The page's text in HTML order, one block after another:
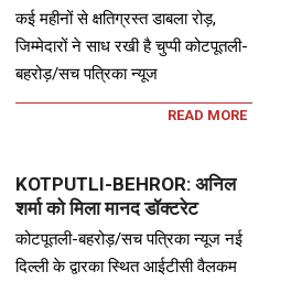
कई महीनों से क्षतिग्रस्त डाबला रोड़,
जिम्मेदारों ने साध रखी है चुप्पी कोटपूतली-
बहरोड़/सच पत्रिका न्यूज
READ MORE
KOTPUTLI-BEHROR: अनिल
शर्मा को मिला मानद डॉक्टरेट
कोटपूतली-बहरोड़/सच पत्रिका न्यूज नई
दिल्ली के द्वारका स्थित आईटीसी वैलकम